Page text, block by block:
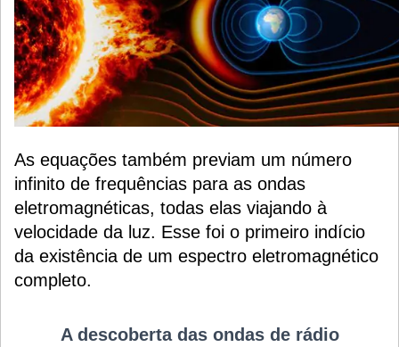
As equações também previam um número
infinito de frequências para as ondas
eletromagnéticas, todas elas viajando à
velocidade da luz. Esse foi o primeiro indício
da existência de um espectro eletromagnético
completo.
A descoberta das ondas de rádio